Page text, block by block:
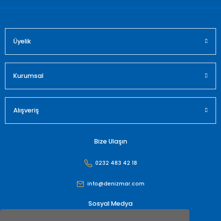
Üyelik
Kurumsal
Alışveriş
Bize Ulaşın
0232 483 42 18
info@denizmar.com
Sosyal Medya